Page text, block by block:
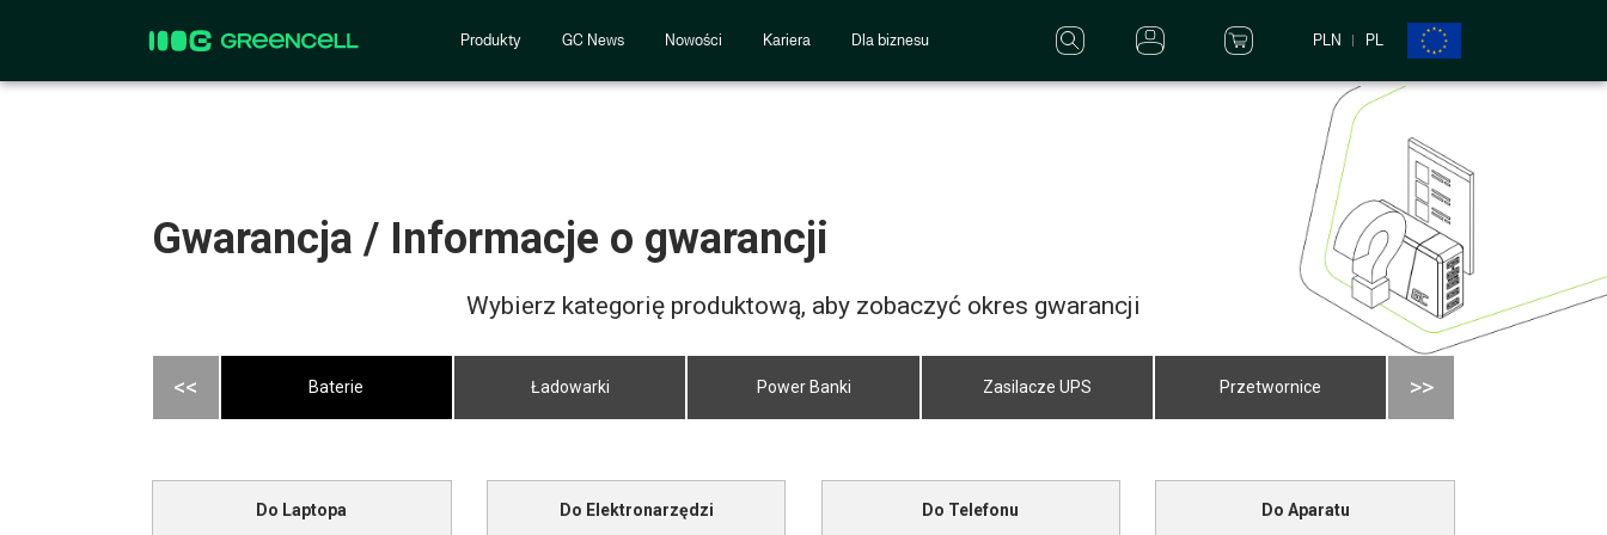
Produkty GC News Nowości Kariera Dla biznesu PLN PL
Gwarancja / Informacje o gwarancji
Wybierz kategorię produktową, aby zobaczyć okres gwarancji
<< Baterie Ładowarki Power Banki Zasilacze UPS Przetwornice >>
Do Laptopa Do Elektronarzędzi Do Telefonu Do Aparatu